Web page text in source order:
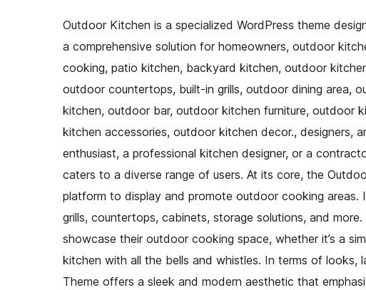
Outdoor Kitchen is a specialized WordPress theme
a comprehensive solution for homeowners, outdoor
cooking, patio kitchen, backyard kitchen, outdoor
outdoor countertops, built-in grills, outdoor dining area,
kitchen, outdoor bar, outdoor kitchen furniture, outdoor
kitchen accessories, outdoor kitchen decor., designers,
enthusiast, a professional kitchen designer, or a
caters to a diverse range of users. At its core, the
platform to display and promote outdoor cooking areas.
grills, countertops, cabinets, storage solutions, and
showcase their outdoor cooking space, whether it’s a
kitchen with all the bells and whistles. In terms of looks,
Theme offers a sleek and modern aesthetic that